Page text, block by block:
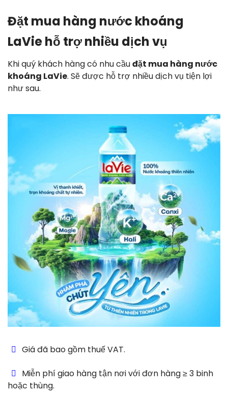
Đặt mua hàng nước khoáng
LaVie hỗ trợ nhiều dịch vụ
Khi quý khách hàng có nhu cầuđặt mua hàng nước
khoáng LaVie. Sẽ được hỗ trợ nhiều dịch vụ tiện lợi
như sau.
Giá đã bao gồm thuế VAT.
Miễn phí giao hàng tận nơi với đơn hàng ≥ 3 binh
hoặc thùng.